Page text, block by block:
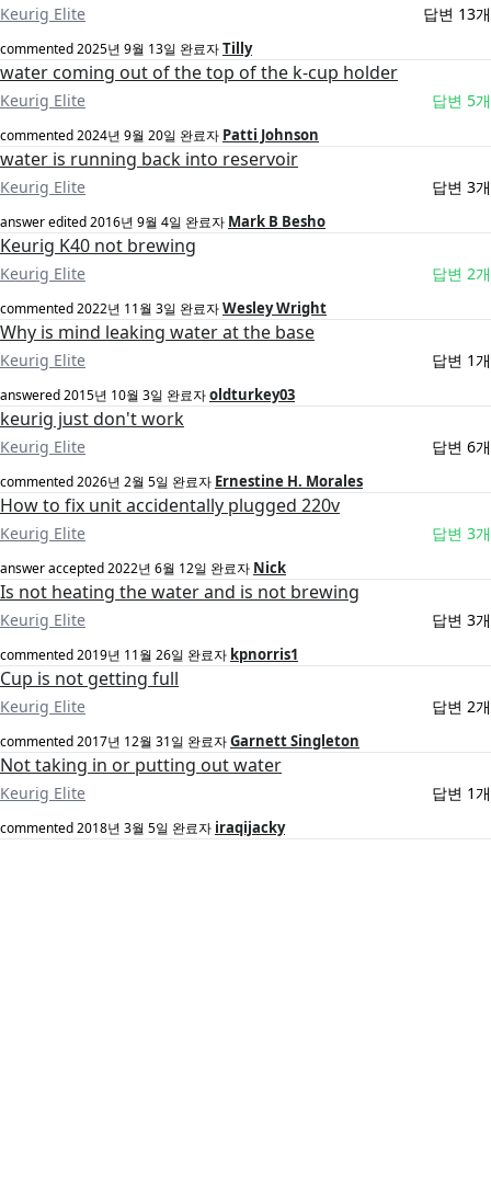
Keurig Elite 답변 13개
commented2025년 9월 13일 완료자Tilly
water coming out of the top of the k-cup holder
Keurig Elite 답변 5개
commented2024년 9월 20일 완료자 Patti Johnson
water is running back into reservoir
Keurig Elite 답변 3개
answer edited2016년 9월 4일 완료자 Mark B Besho
Keurig K40 not brewing
Keurig Elite 답변 2개
commented2022년 11월 3일 완료자Wesley Wright
Why is mind leaking water at the base
Keurig Elite 답변 1개
answered2015년 10월 3일 완료자oldturkey03
keurig just don't work
Keurig Elite 답변 6개
commented2026년 2월 5일 완료자 Ernestine H. Morales
How to fix unit accidentally plugged 220v
Keurig Elite 답변 3개
answer accepted2022년 6월 12일 완료자 Nick
Is not heating the water and is not brewing
Keurig Elite 답변 3개
commented2019년 11월 26일 완료자 kpnorris1
Cup is not getting full
Keurig Elite 답변 2개
commented2017년 12월 31일 완료자Garnett Singleton
Not taking in or putting out water
Keurig Elite 답변 1개
commented2018년 3월 5일 완료자 iraqijacky